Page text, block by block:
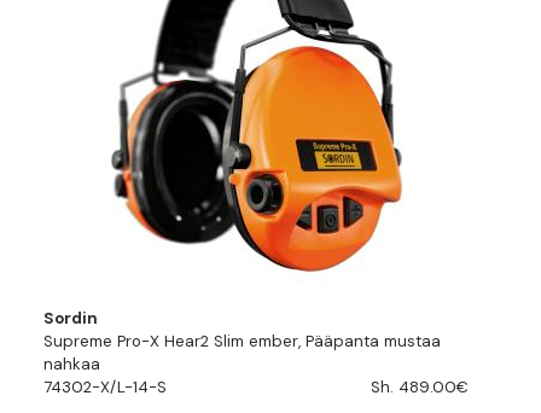
Sordin
Supreme Pro-X Hear2 Slim ember, Pääpanta mustaa
nahkaa
74302-X/L-14-S
Sh. 489.00€